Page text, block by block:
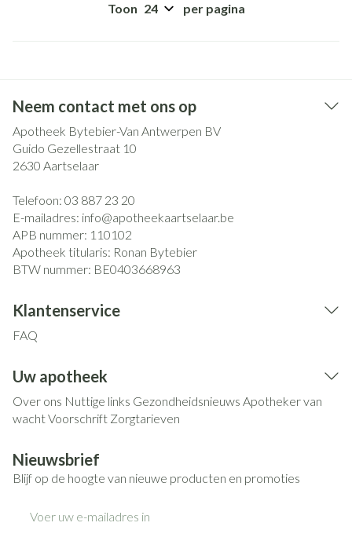
Toon per pagina
Neem contact met ons op
Apotheek Bytebier-Van Antwerpen BV
Guido Gezellestraat 10
2630 Aartselaar
Telefoon: 03 887 23 20
E-mailadres: info@apotheekaartselaar.be
APB nummer: 110102
Apotheek titularis: Ronan Bytebier
BTW nummer: BE0403668963
Klantenservice
FAQ
Uw apotheek
Over ons Nuttige links Gezondheidsnieuws Apotheker van
wachtVoorschrift Zorgtarieven
Nieuwsbrief
Blijf op de hoogte van nieuwe producten en promoties